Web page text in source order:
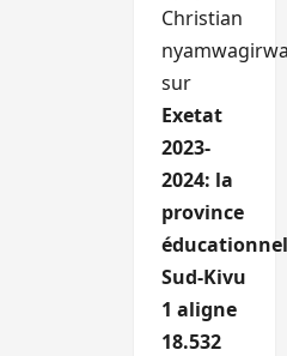
Christian
sur
Exetat
2023-
2024: la
province
Sud-Kivu
1 aligne
18.532